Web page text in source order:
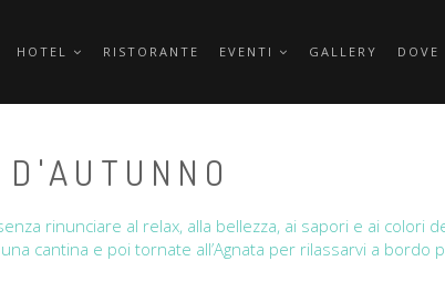
HOTEL RISTORANTE EVENTI GALLERY DOVE
rinunciare al relax, alla bellezza, ai sapori e ai colori
cantina e poi tornate all’Agnata per rilassarvi a bordo